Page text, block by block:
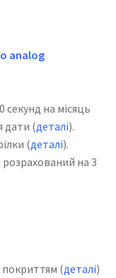
analog
секунд на місяць
дати (деталі).
(деталі).
на 3
покриттям (деталі)